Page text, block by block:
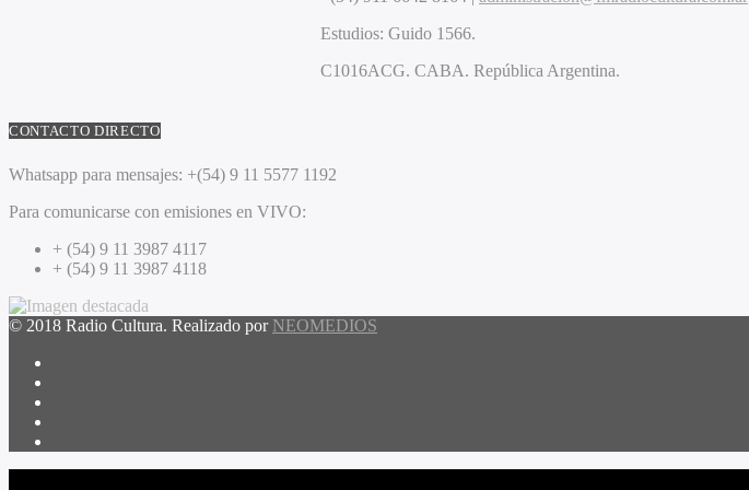
Estudios: Guido 1566.
C1016ACG. CABA. República Argentina.
CONTACTO DIRECTO
Whatsapp para mensajes: +(54) 9 11 5577 1192
Para comunicarse con emisiones en VIVO:
+ (54) 9 11 3987 4117
+ (54) 9 11 3987 4118
© 2018 Radio Cultura. Realizado por NEOMEDIOS